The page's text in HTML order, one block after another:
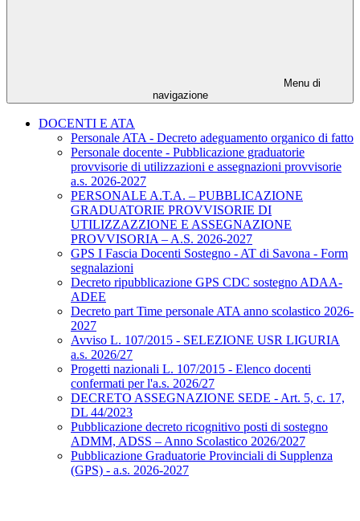
Menu di
navigazione
DOCENTI E ATA
Personale ATA - Decreto adeguamento organico di fatto
Personale docente - Pubblicazione graduatorie
provvisorie di utilizzazioni e assegnazioni provvisorie
a.s. 2026-2027
PERSONALE A.T.A. – PUBBLICAZIONE
GRADUATORIE PROVVISORIE DI
UTILIZZAZZIONE E ASSEGNAZIONE
PROVVISORIA – A.S. 2026-2027
GPS I Fascia Docenti Sostegno - AT di Savona - Form
segnalazioni
Decreto ripubblicazione GPS CDC sostegno ADAA-
ADEE
Decreto part Time personale ATA anno scolastico 2026-
2027
Avviso L. 107/2015 - SELEZIONE USR LIGURIA
a.s. 2026/27
Progetti nazionali L. 107/2015 - Elenco docenti
confermati per l'a.s. 2026/27
DECRETO ASSEGNAZIONE SEDE - Art. 5, c. 17,
DL 44/2023
Pubblicazione decreto ricognitivo posti di sostegno
ADMM, ADSS – Anno Scolastico 2026/2027
Pubblicazione Graduatorie Provinciali di Supplenza
(GPS) - a.s. 2026-2027